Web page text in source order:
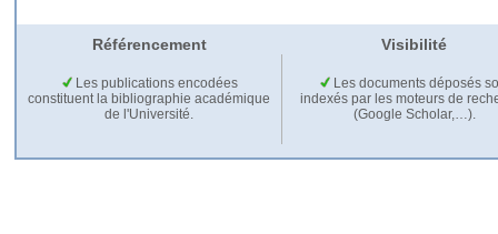
Référencement Visibilité
Les publications encodées
constituent la bibliographie académique
de l'Université.
Les documents déposés
indexés par les moteurs de
(Google Scholar,…).